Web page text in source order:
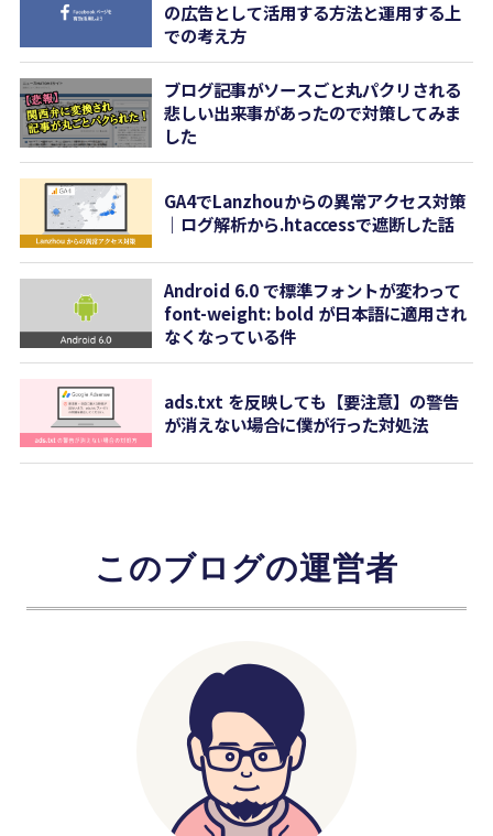
の広告として活用する方法と運用する上
での考え方
ブログ記事がソースごと丸パクリされる
悲しい出来事があったので対策してみま
した
GA4でLanzhouからの異常アクセス対策
｜ログ解析から.htaccessで遮断した話
Android 6.0 で標準フォントが変わって
font-weight: bold が日本語に適用され
なくなっている件
ads.txt を反映しても【要注意】の警告
が消えない場合に僕が行った対処法
このブログの運営者